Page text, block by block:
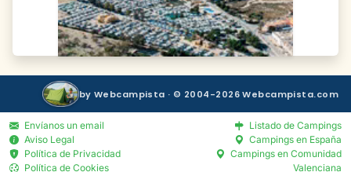
by Webcampista · © 2004-2026 Webcampista.com
Envíanos un email
Aviso Legal
Política de Privacidad
Política de Cookies
Listado de Campings
Campings en España
Campings en Comunidad
Valenciana